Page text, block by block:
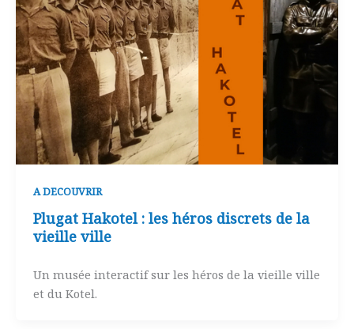
A DECOUVRIR
Plugat Hakotel : les héros discrets de la
vieille ville
Un musée interactif sur les héros de la vieille ville
et du Kotel.